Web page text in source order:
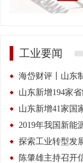
工业要闻
海岱财评丨山东
山东新增194家
山东新增41家国
2019年我国新能
探索工业转型发
陈肇雄主持召开